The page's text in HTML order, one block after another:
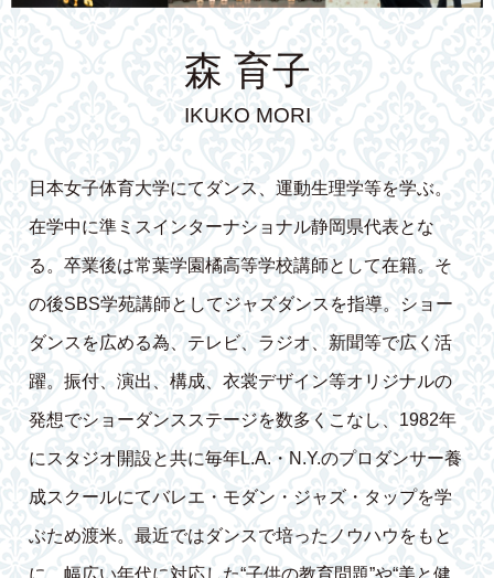
森 育子
IKUKO MORI
日本女子体育大学にてダンス、運動生理学等を学ぶ。
在学中に準ミスインターナショナル静岡県代表とな
る。卒業後は常葉学園橘高等学校講師として在籍。そ
の後SBS学苑講師としてジャズダンスを指導。ショー
ダンスを広める為、テレビ、ラジオ、新聞等で広く活
躍。振付、演出、構成、衣裳デザイン等オリジナルの
発想でショーダンスステージを数多くこなし、1982年
にスタジオ開設と共に毎年L.A.・N.Y.のプロダンサー養
成スクールにてバレエ・モダン・ジャズ・タップを学
ぶため渡米。最近ではダンスで培ったノウハウをもと
に、幅広い年代に対応した“子供の教育問題”や“美と健